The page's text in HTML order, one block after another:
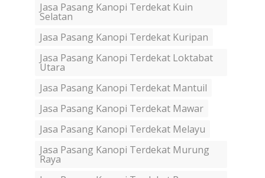
Jasa Pasang Kanopi Terdekat Kuin
Selatan
Jasa Pasang Kanopi Terdekat Kuripan
Jasa Pasang Kanopi Terdekat Loktabat
Utara
Jasa Pasang Kanopi Terdekat Mantuil
Jasa Pasang Kanopi Terdekat Mawar
Jasa Pasang Kanopi Terdekat Melayu
Jasa Pasang Kanopi Terdekat Murung
Raya